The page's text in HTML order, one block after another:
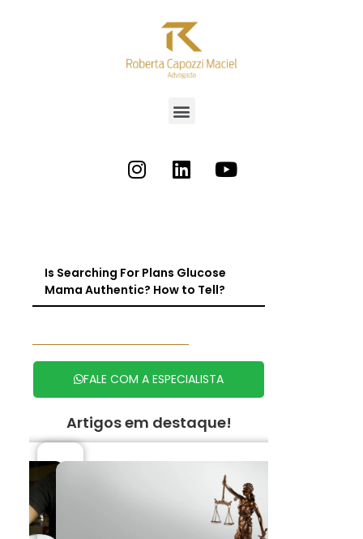
Is Searching For Plans Glucose
Mama Authentic? How to Tell?
FALE COM A ESPECIALISTA
Artigos em destaque!